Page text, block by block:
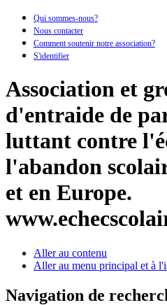
Qui sommes-nous?
Nous contacter
Comment soutenir notre association?
S'identifier
Association et
d'entraide de
luttant contre
l'abandon
et en Europe.
Aller au contenu
Aller au menu principal et à
Navigation de